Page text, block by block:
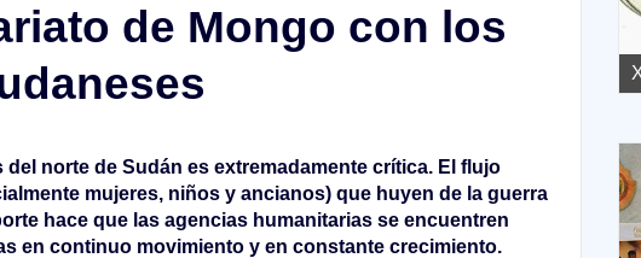
de Mongo con los
norte de Sudán es extremadamente crítica. El flujo
mujeres, niños y ancianos) que huyen de la guerra
hace que las agencias humanitarias se encuentren
en continuo movimiento y en constante crecimiento.
A XVII Domingo ordinario. Año A